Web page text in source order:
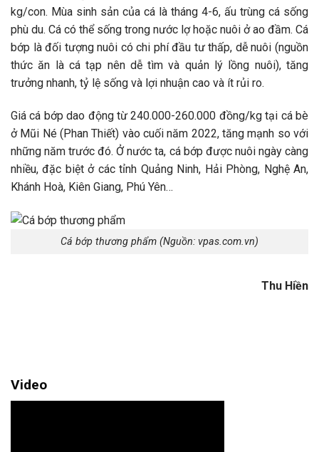
kg/con. Mùa sinh sản của cá là tháng 4-6, ấu trùng cá sống
phù du. Cá có thể sống trong nước lợ hoặc nuôi ở ao đầm. Cá
bớp là đối tượng nuôi có chi phí đầu tư thấp, dễ nuôi (nguồn
thức ăn là cá tạp nên dễ tìm và quản lý lồng nuôi), tăng
trưởng nhanh, tỷ lệ sống và lợi nhuận cao và ít rủi ro.
Giá cá bớp dao động từ 240.000-260.000 đồng/kg tại cá bè
ở Mũi Né (Phan Thiết) vào cuối năm 2022, tăng mạnh so với
những năm trước đó. Ở nước ta, cá bớp được nuôi ngày càng
nhiều, đặc biệt ở các tỉnh Quảng Ninh, Hải Phòng, Nghệ An,
Khánh Hoà, Kiên Giang, Phú Yên…
Cá bớp thương phẩm (Nguồn: vpas.com.vn)
Thu Hiền
Video